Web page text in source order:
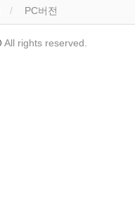
PC버전
All rights reserved.